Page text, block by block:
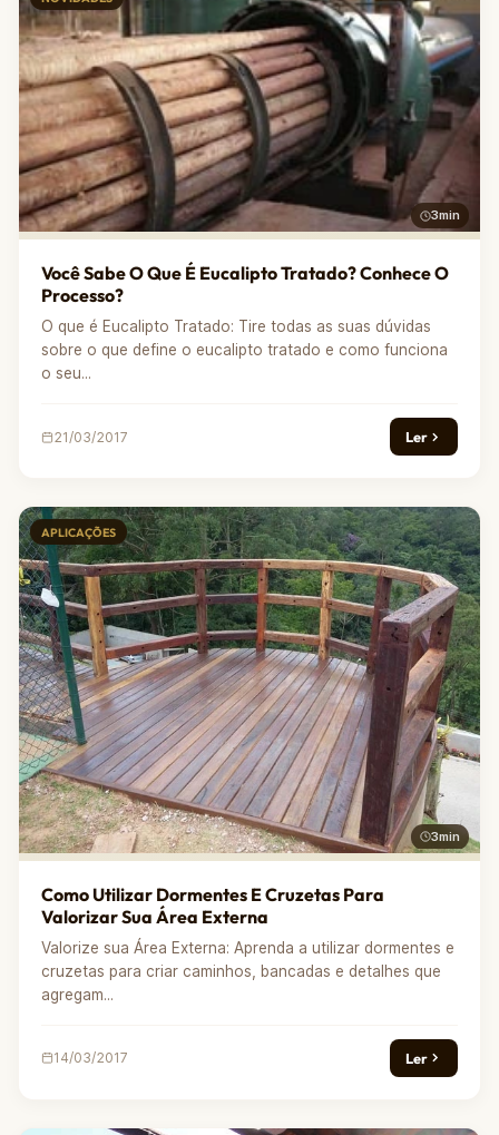
3min
Você Sabe O Que É Eucalipto Tratado? Conhece O
Processo?
O que é Eucalipto Tratado: Tire todas as suas dúvidas
sobre o que define o eucalipto tratado e como funciona
o seu...
21/03/2017 Ler
APLICAÇÕES
3min
Como Utilizar Dormentes E Cruzetas Para
Valorizar Sua Área Externa
Valorize sua Área Externa: Aprenda a utilizar dormentes e
cruzetas para criar caminhos, bancadas e detalhes que
agregam...
14/03/2017 Ler